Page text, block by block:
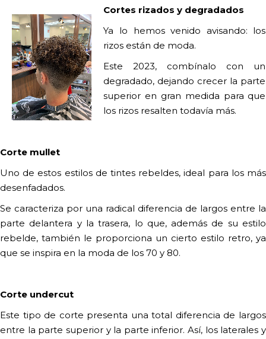
Cortes rizados y degradados
Ya lo hemos venido avisando: los
rizos están de moda.
Este 2023, combínalo con un
degradado, dejando crecer la parte
superior en gran medida para que
los rizos resalten todavía más.
Corte mullet
Uno de estos estilos de tintes rebeldes, ideal para los más
desenfadados.
Se caracteriza por una radical diferencia de largos entre la
parte delantera y la trasera, lo que, además de su estilo
rebelde, también le proporciona un cierto estilo retro, ya
que se inspira en la moda de los 70 y 80.
Corte undercut
Este tipo de corte presenta una total diferencia de largos
entre la parte superior y la parte inferior. Así, los laterales y